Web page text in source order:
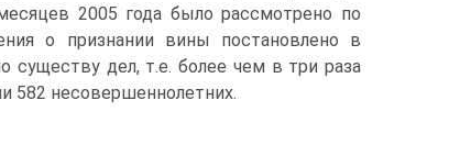
2005 года было рассмотрено по
о признании вины постановлено в
существу дел, т.е. более чем в три раза
582 несовершеннолетних.